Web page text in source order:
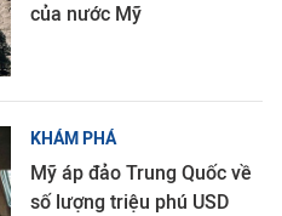
của nước Mỹ
KHÁM PHÁ
Mỹ áp đảo Trung Quốc về
số lượng triệu phú USD